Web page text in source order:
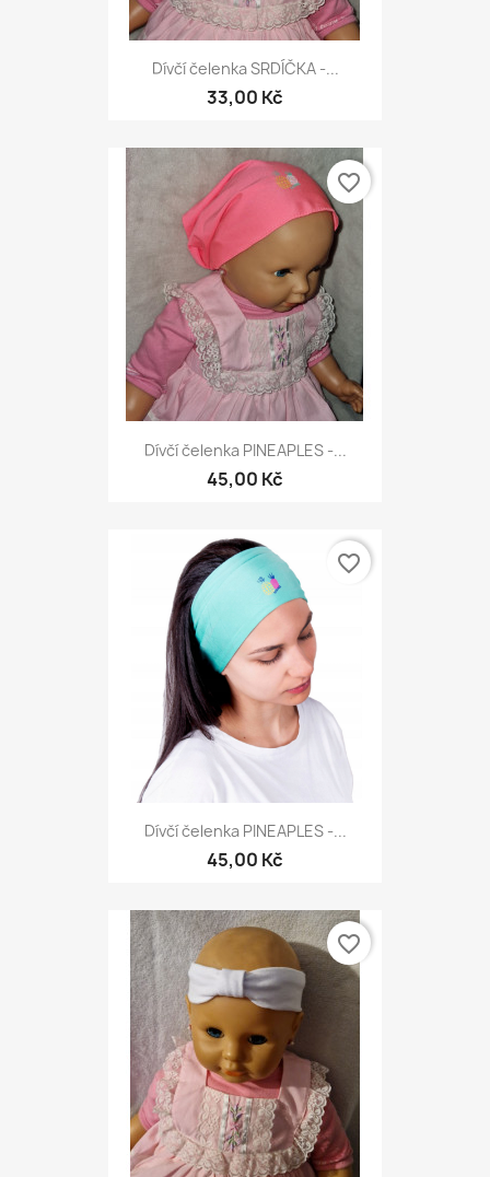
Dívčí čelenka SRDÍČKA -...
33,00 Kč
Dívčí čelenka PINEAPLES -...
45,00 Kč
favorite_border
Dívčí čelenka PINEAPLES -...
45,00 Kč
favorite_border
favorite_border